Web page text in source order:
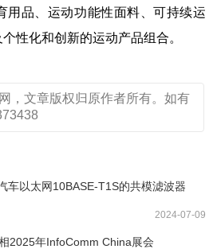
用品、运动功能性面料、可持续运
性化和创新的运动产品组合。
，文章版权归原作者所有。如有
车以太网10BASE-T1S的共模滤波器
2024-07-09
2025年InfoComm China展会